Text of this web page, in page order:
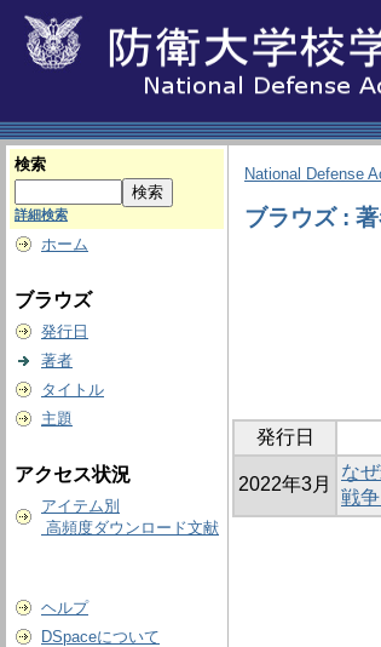
検索
詳細検索
ホーム
ブラウズ
発行日
著者
タイトル
主題
アクセス状況
アイテム別
高頻度ダウンロード文献
ヘルプ
DSpaceについて
National Defense
ブラウズ :
発行日
2022年3月
な
戦